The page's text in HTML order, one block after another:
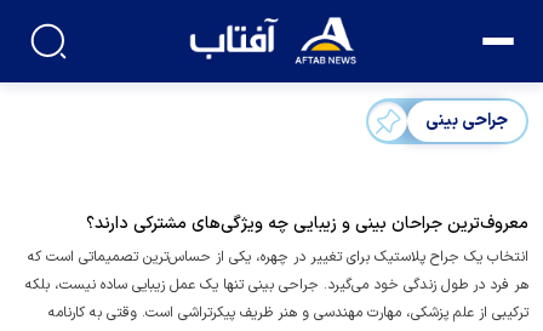
جراحی بینی
معروف‌ترین جراحان بینی و زیبایی چه ویژگی‌های مشترکی دارند؟
انتخاب یک جراح پلاستیک برای تغییر در چهره، یکی از حساس‌ترین تصمیماتی است که
هر فرد در طول زندگی خود می‌گیرد. جراحی بینی تنها یک عمل زیبایی ساده نیست، بلکه
ترکیبی از علم پزشکی، مهارت مهندسی و هنر ظریف پیکرتراشی است. وقتی به کارنامه